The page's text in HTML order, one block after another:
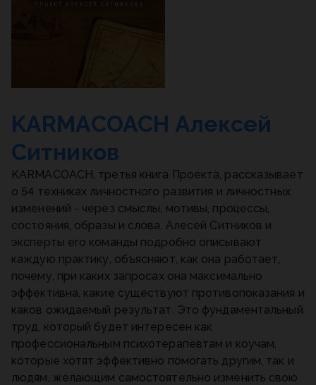
KARMACOACH Алексей
Ситников
KARMACOACH, третья книга Проекта, рассказывает
о 54 техниках личностного развития и личностных
изменений - через смыслы, мотивы, процессы,
состояния, образы и слова. Алесей Ситников и
эксперты его команды подробно описывают
каждую практику, объясняют, как она работает,
почему, при каких запросах она максимально
эффективна, какие существуют противопоказания и
каков ожидаемый результат. Это фундаментальный
труд, который будет интересен как
профессиональным психотерапевтам и коучам,
которые хотят эффективно помогать другим, так и
людям, желающим самостоятельно изменить свою